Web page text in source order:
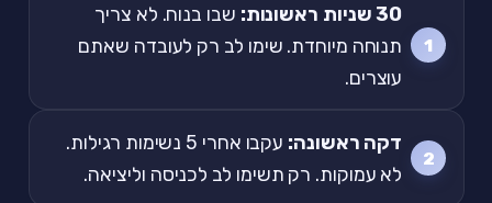
30 שניות ראשונות:
שבו בנוח. לא צריך
תנוחה מיוחדת. שימו לב רק לעובדה שאתם
עוצרים.
דקה ראשונה:
עקבו אחרי 5 נשימות רגילות.
לא עמוקות. רק תשימו לב לכניסה וליציאה.